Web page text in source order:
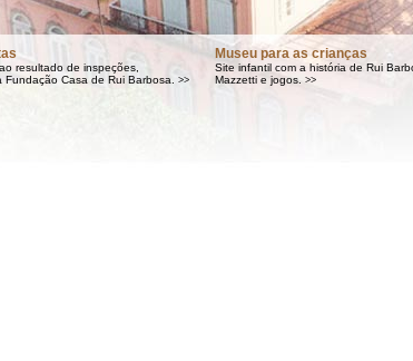
resultado de inspeções,
Casa de Rui Barbosa. >>
Museu para as crianças
Site infantil com a história de Rui
Mazzetti e jogos. >>